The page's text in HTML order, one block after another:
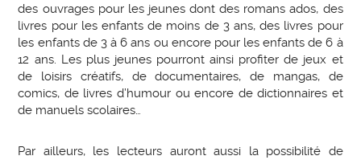
des ouvrages pour les jeunes dont des romans ados, des
livres pour les enfants de moins de 3 ans, des livres pour
les enfants de 3 à 6 ans ou encore pour les enfants de 6 à
12 ans. Les plus jeunes pourront ainsi profiter de jeux et
de loisirs créatifs, de documentaires, de mangas, de
comics, de livres d’humour ou encore de dictionnaires et
de manuels scolaires…
Par ailleurs, les lecteurs auront aussi la possibilité de